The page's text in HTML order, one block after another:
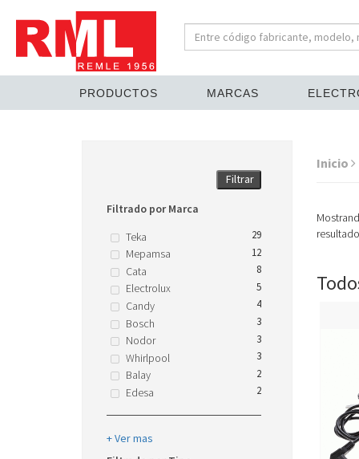
PRODUCTOS MARCAS
Filtrar
Filtrado por Marca
Teka
29
Mepamsa 12
Cata 8
Electrolux 5
Candy 4
Bosch 3
Nodor 3
Whirlpool 3
Balay 2
Edesa 2
+ Ver mas
Inicio